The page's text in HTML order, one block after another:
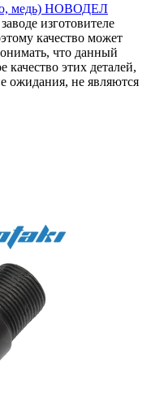
медь) НОВОДЕЛ
изготовителе
качество может
что данный
качество этих деталей,
ожидания, не являются